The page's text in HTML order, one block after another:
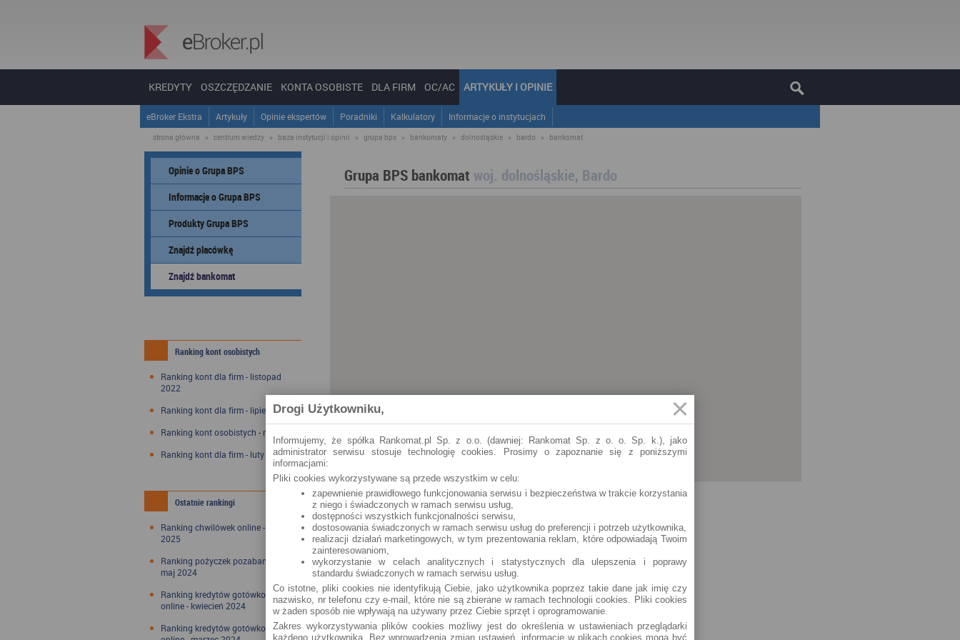
KREDYTY OSZCZĘDZANIE KONTA OSOBISTE DLA FIRM OC/AC ARTYKUŁY I OPINIE
eBroker Ekstra Artykuły Opinie ekspertów Poradniki Kalkulatory Informacje o instytucjach
strona główna » centrum wiedzy » baza instytucji i opinii » grupa bps » bankomaty » dolnośląskie » bardo » bankomat
Opinie o Grupa BPS
Informacje o Grupa BPS
Produkty Grupa BPS
Znajdź placówkę
Znajdź bankomat
Ranking kont osobistych
Ranking kont dla firm - listopad
2022
Ranking kont dla firm - lipiec 2022
Ranking kont osobistych - maj 2022
Ranking kont dla firm - luty 2022
Ostatnie rankingi
Ranking chwilówek online - styczeń
2025
Ranking pożyczek pozabankowych -
maj 2024
Ranking kredytów gotówkowych
online - kwiecień 2024
Ranking kredytów gotówkowych
Grupa BPS bankomat woj. dolnośląskie, Bardo
Drogi Użytkowniku,
Informujemy, że spółka Rankomat.pl Sp. z o.o. (dawniej: Rankomat Sp. z o. o. Sp. k.), jako
administrator serwisu stosuje technologię cookies. Prosimy o zapoznanie się z poniższymi
informacjami:
Pliki cookies wykorzystywane są przede wszystkim w celu:
zapewnienie prawidłowego funkcjonowania serwisu i bezpieczeństwa w trakcie korzystania
z niego i świadczonych w ramach serwisu usług,
dostępności wszystkich funkcjonalności serwisu,
dostosowania świadczonych w ramach serwisu usług do preferencji i potrzeb użytkownika,
realizacji działań marketingowych, w tym prezentowania reklam, które odpowiadają Twoim
zainteresowaniom,
wykorzystanie w celach analitycznych i statystycznych dla ulepszenia i poprawy
standardu świadczonych w ramach serwisu usług.
Co istotne, pliki cookies nie identyfikują Ciebie, jako użytkownika poprzez takie dane jak imię czy
nazwisko, nr telefonu czy e-mail, które nie są zbierane w ramach technologii cookies. Pliki cookies
w żaden sposób nie wpływają na używany przez Ciebie sprzęt i oprogramowanie.
Zakres wykorzystywania plików cookies możliwy jest do określenia w ustawieniach przeglądarki
każdego użytkownika. Bez wprowadzenia zmian ustawień, informacje w plikach cookies mogą być